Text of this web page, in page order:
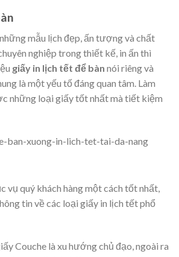
mẫu lịch đẹp, ấn tượng và chất
nghiệp trong thiết kế, in ấn thì
giấy in lịch tết để bàn nói riêng và
là một yếu tố đáng quan tâm. Làm
những loại giấy tốt nhất mà tiết kiệm
vụ quý khách hàng một cách tốt nhất,
tin về các loại giấy in lịch tết phổ
Couche là xu hướng chủ đạo, ngoài ra